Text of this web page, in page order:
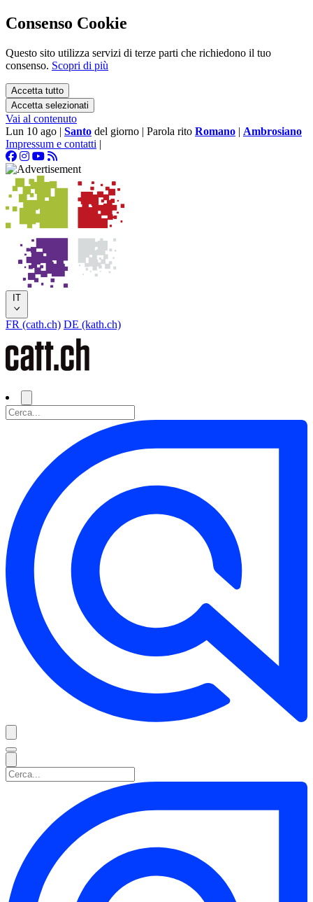
Consenso Cookie
Questo sito utilizza servizi di terze parti che richiedono il tuo
consenso. Scopri di più
Accetta tutto
Accetta selezionati
Vai al contenuto
Lun 10 ago | Santo del giorno | Parola rito Romano | Ambrosiano
Impressum e contatti |
IT
FR (cath.ch) DE (kath.ch)